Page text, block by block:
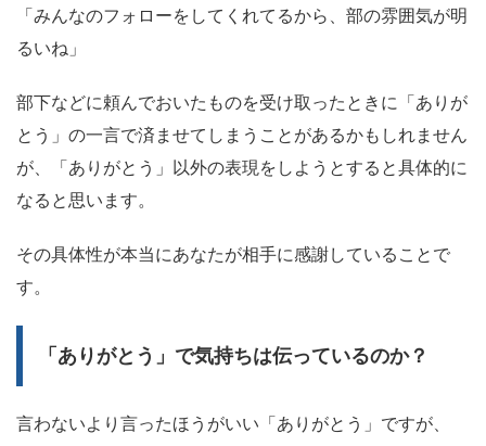
「みんなのフォローをしてくれてるから、部の雰囲気が明
るいね」
部下などに頼んでおいたものを受け取ったときに「ありが
とう」の一言で済ませてしまうことがあるかもしれません
が、「ありがとう」以外の表現をしようとすると具体的に
なると思います。
その具体性が本当にあなたが相手に感謝していることで
す。
「ありがとう」で気持ちは伝っているのか？
言わないより言ったほうがいい「ありがとう」ですが、